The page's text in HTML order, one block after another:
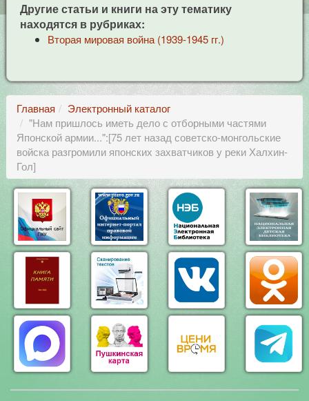
Другие статьи и книги на эту тематику
находятся в рубриках:
Вторая мировая война (1939-1945 гг.)
Главная
Электронный каталог
"Нам пришлось иметь дело с отборными частями
Японской армии...":[75 лет назад советско-монгольские
войска разгромили японских захватчиков у реки Халхин-
Гол]